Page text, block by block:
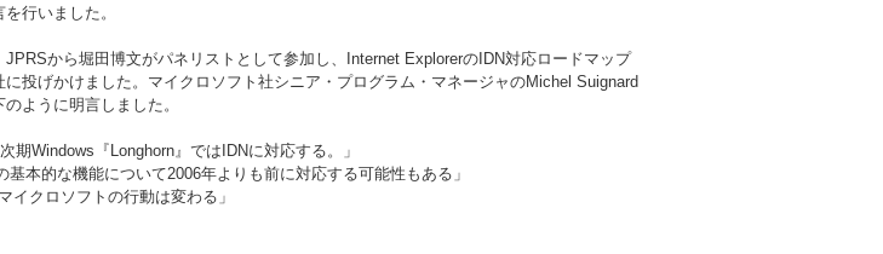
行いました。
から堀田博文がパネリストとして参加し、Internet ExplorerのIDN対応ロードマップ
投げかけました。マイクロソフト社シニア・プログラム・マネージャのMichel Suignard
ように明言しました。
期Windows『Longhorn』ではIDNに対応する。」
基本的な機能について2006年よりも前に対応する可能性もある」
イクロソフトの行動は変わる」